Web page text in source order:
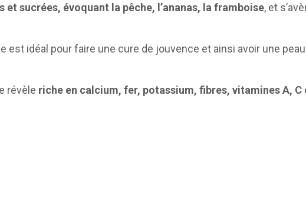
et sucrées, évoquant la pêche, l’ananas, la framboise, et
est idéal pour faire une cure de jouvence et ainsi avoir une
révèle riche en calcium, fer, potassium, fibres, vitamines A,